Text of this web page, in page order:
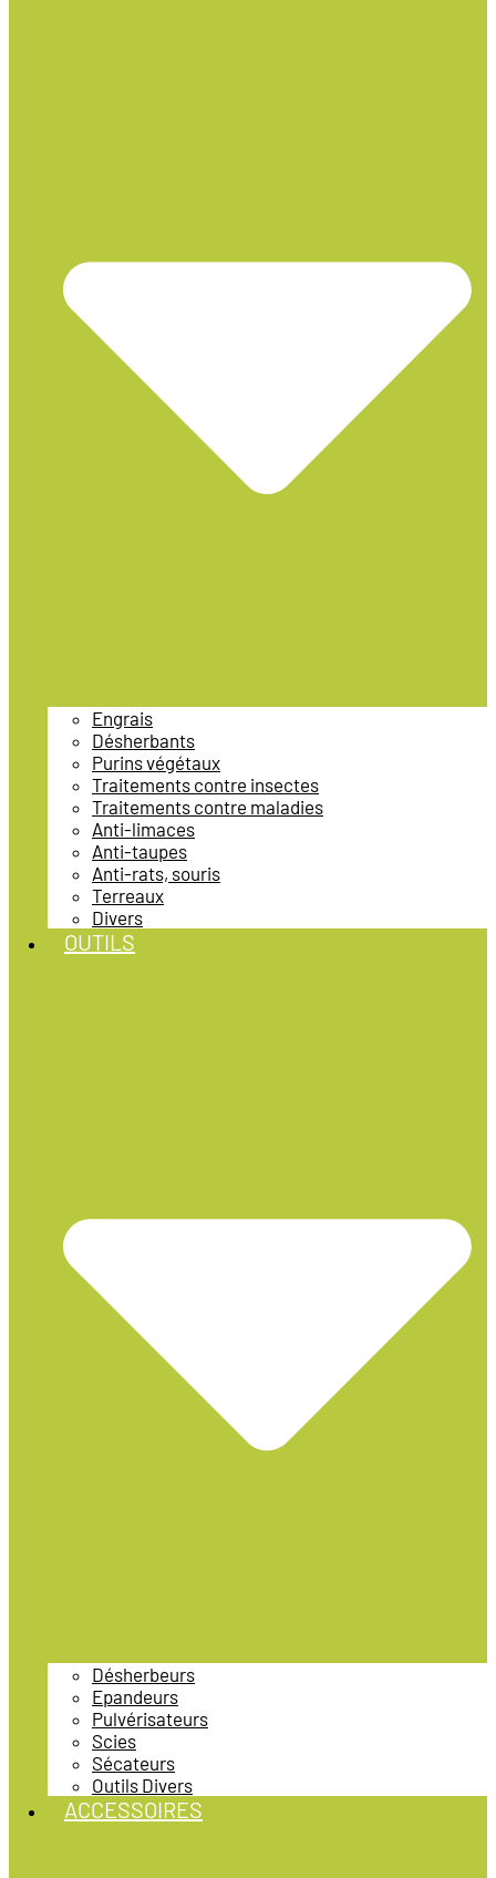
Engrais
Désherbants
Purins végétaux
Traitements contre insectes
Traitements contre maladies
Anti-limaces
Anti-taupes
Anti-rats, souris
Terreaux
Divers
OUTILS
Désherbeurs
Epandeurs
Pulvérisateurs
Scies
Sécateurs
Outils Divers
ACCESSOIRES